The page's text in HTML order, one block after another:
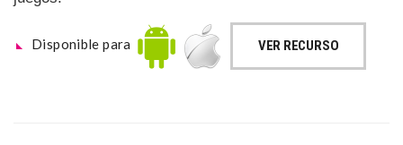
Disponible para VER RECURSO